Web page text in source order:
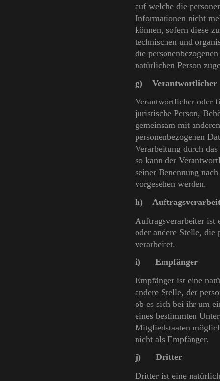
auf welche die
Informationen nicht
können, sofern diese
technischen und
die
natürlichen Person
g) Verantwortlicher
Verantwortlicher oder
juristische Person,
gemeinsam mit
personenbezogenen
Verarbeitung durch
so kann der
seiner Benennung
vorgesehen werden.
h)
Auftragsverarbeiter ist
oder andere Stelle, die
verarbeitet.
i) Empfänger
Empfänger ist eine
andere Stelle, der
ob es sich bei ihr um
eines bestimmten
Mitgliedstaaten
nicht als Empfänger.
j) Dritter
Dritter ist eine